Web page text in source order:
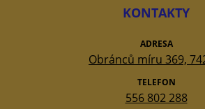
KONTAKTY
ADRESA
Obránců míru 369,
TELEFON
556 802 288